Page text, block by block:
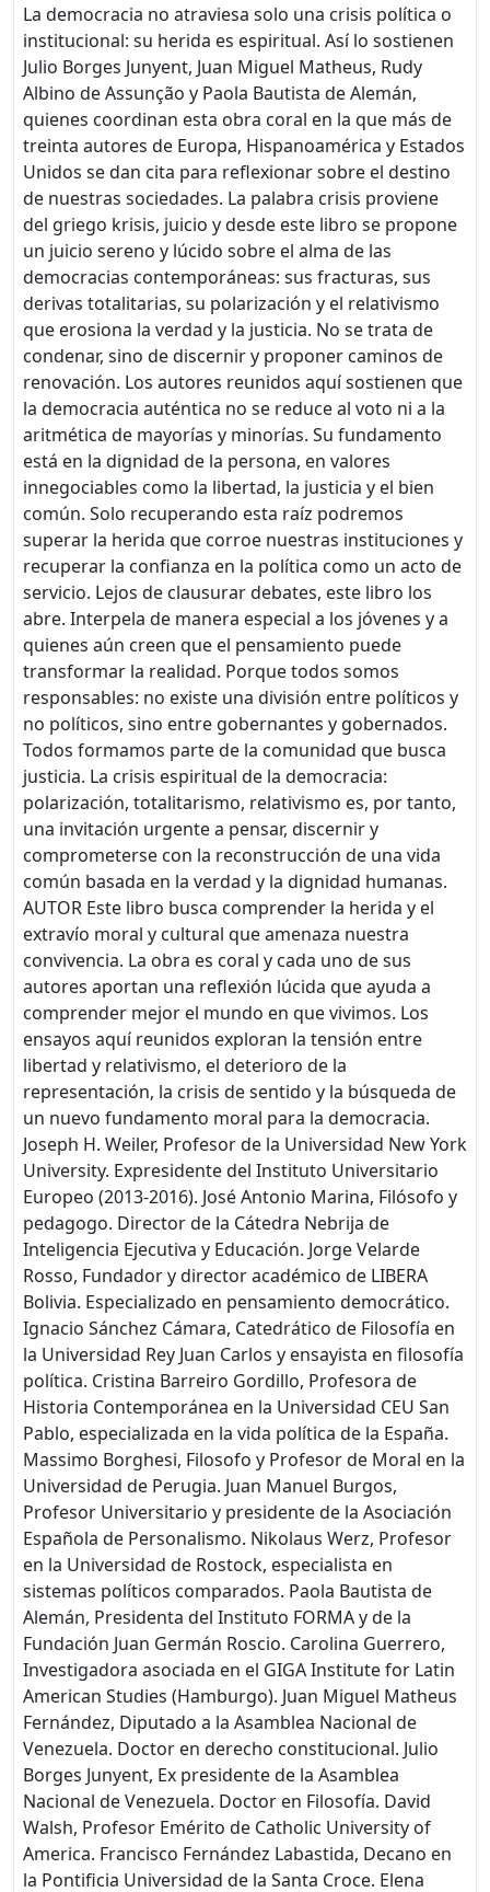
La democracia no atraviesa solo una crisis política o
institucional: su herida es espiritual. Así lo sostienen
Julio Borges Junyent, Juan Miguel Matheus, Rudy
Albino de Assunção y Paola Bautista de Alemán,
quienes coordinan esta obra coral en la que más de
treinta autores de Europa, Hispanoamérica y Estados
Unidos se dan cita para reflexionar sobre el destino
de nuestras sociedades. La palabra crisis proviene
del griego krisis, juicio y desde este libro se propone
un juicio sereno y lúcido sobre el alma de las
democracias contemporáneas: sus fracturas, sus
derivas totalitarias, su polarización y el relativismo
que erosiona la verdad y la justicia. No se trata de
condenar, sino de discernir y proponer caminos de
renovación. Los autores reunidos aquí sostienen que
la democracia auténtica no se reduce al voto ni a la
aritmética de mayorías y minorías. Su fundamento
está en la dignidad de la persona, en valores
innegociables como la libertad, la justicia y el bien
común. Solo recuperando esta raíz podremos
superar la herida que corroe nuestras instituciones y
recuperar la confianza en la política como un acto de
servicio. Lejos de clausurar debates, este libro los
abre. Interpela de manera especial a los jóvenes y a
quienes aún creen que el pensamiento puede
transformar la realidad. Porque todos somos
responsables: no existe una división entre políticos y
no políticos, sino entre gobernantes y gobernados.
Todos formamos parte de la comunidad que busca
justicia. La crisis espiritual de la democracia:
polarización, totalitarismo, relativismo es, por tanto,
una invitación urgente a pensar, discernir y
comprometerse con la reconstrucción de una vida
común basada en la verdad y la dignidad humanas.
AUTOR Este libro busca comprender la herida y el
extravío moral y cultural que amenaza nuestra
convivencia. La obra es coral y cada uno de sus
autores aportan una reflexión lúcida que ayuda a
comprender mejor el mundo en que vivimos. Los
ensayos aquí reunidos exploran la tensión entre
libertad y relativismo, el deterioro de la
representación, la crisis de sentido y la búsqueda de
un nuevo fundamento moral para la democracia.
Joseph H. Weiler, Profesor de la Universidad New York
University. Expresidente del Instituto Universitario
Europeo (2013-2016). José Antonio Marina, Filósofo y
pedagogo. Director de la Cátedra Nebrija de
Inteligencia Ejecutiva y Educación. Jorge Velarde
Rosso, Fundador y director académico de LIBERA
Bolivia. Especializado en pensamiento democrático.
Ignacio Sánchez Cámara, Catedrático de Filosofía en
la Universidad Rey Juan Carlos y ensayista en filosofía
política. Cristina Barreiro Gordillo, Profesora de
Historia Contemporánea en la Universidad CEU San
Pablo, especializada en la vida política de la España.
Massimo Borghesi, Filosofo y Profesor de Moral en la
Universidad de Perugia. Juan Manuel Burgos,
Profesor Universitario y presidente de la Asociación
Española de Personalismo. Nikolaus Werz, Profesor
en la Universidad de Rostock, especialista en
sistemas políticos comparados. Paola Bautista de
Alemán, Presidenta del Instituto FORMA y de la
Fundación Juan Germán Roscio. Carolina Guerrero,
Investigadora asociada en el GIGA Institute for Latin
American Studies (Hamburgo). Juan Miguel Matheus
Fernández, Diputado a la Asamblea Nacional de
Venezuela. Doctor en derecho constitucional. Julio
Borges Junyent, Ex presidente de la Asamblea
Nacional de Venezuela. Doctor en Filosofía. David
Walsh, Profesor Emérito de Catholic University of
America. Francisco Fernández Labastida, Decano en
la Pontificia Universidad de la Santa Croce. Elena